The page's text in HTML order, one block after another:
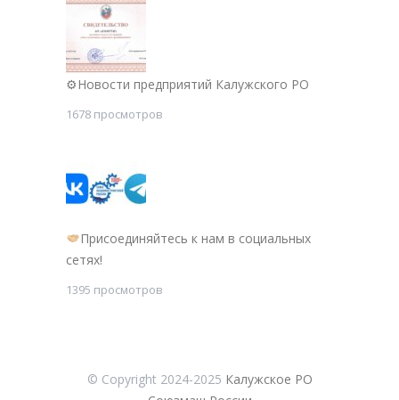
⚙Новости предприятий Калужского РО
1678 просмотров
Присоединяйтесь к нам в социальных
сетях!
1395 просмотров
© Copyright 2024-2025 Калужское РО